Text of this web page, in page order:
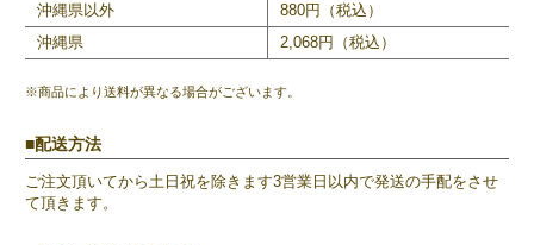
沖縄県以外
880円（税込）
沖縄県
2,068円（税込）
※商品により送料が異なる場合がございます。
配送方法
ご注文頂いてから土日祝を除きます3営業日以内で発送の手配をさせ
て頂きます。